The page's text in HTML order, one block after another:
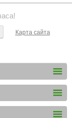
Карта сайта